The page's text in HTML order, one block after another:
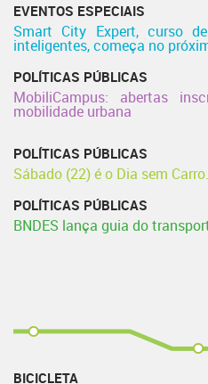
EVENTOS ESPECIAIS
Smart City Expert, curso
inteligentes, começa no
POLÍTICAS PÚBLICAS
MobiliCampus: abertas
mobilidade urbana
POLÍTICAS PÚBLICAS
Sábado (22) é o Dia sem
POLÍTICAS PÚBLICAS
BNDES lança guia do
BICICLETA